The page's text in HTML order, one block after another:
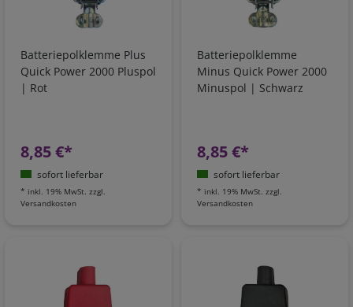
Batteriepolklemme Plus
Quick Power 2000 Pluspol
| Rot
8,85 €*
sofort lieferbar
* inkl. 19% MwSt. zzgl.
Versandkosten
Batteriepolklemme
Minus Quick Power 2000
Minuspol | Schwarz
8,85 €*
sofort lieferbar
* inkl. 19% MwSt. zzgl.
Versandkosten